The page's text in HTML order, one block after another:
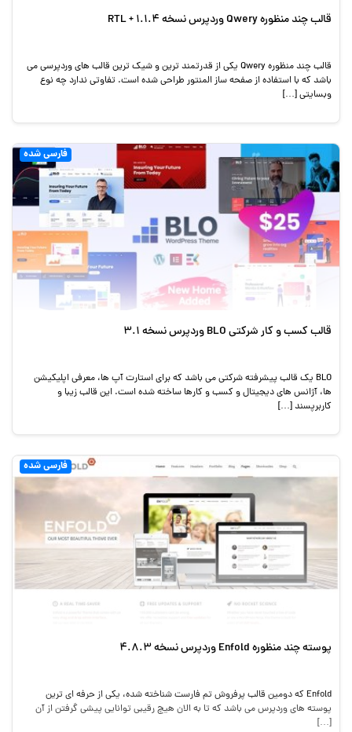
قالب چند منظوره Qwery وردپرس نسخه RTL + 1.1.4
قالب چند منظوره Qwery یکی از قدرتمند ترین و شیک ترین قالب های وردپرسی می
باشد که با استفاده از صفحه ساز المنتور طراحی شده است. تفاوتی ندارد چه نوع
وبسایتی […]
فارسی شده
قالب کسب و کار شرکتی BLO وردپرس نسخه 3.1
BLO یک قالب پیشرفته شرکتی می باشد که برای استارت آپ ها، معرفی اپلیکیشن
ها، آژانس های دیجیتال و کسب و کارها ساخته شده است. این قالب زیبا و
کاربرپسند […]
فارسی شده
پوسته چند منظوره Enfold وردپرس نسخه 4.8.3
Enfold که دومین قالب پرفروش تم فارست شناخته شده، یکی از حرفه ای ترین
پوسته های وردپرس می باشد که تا به الان هیچ رقیبی توانایی پیشی گرفتن از آن
[…]